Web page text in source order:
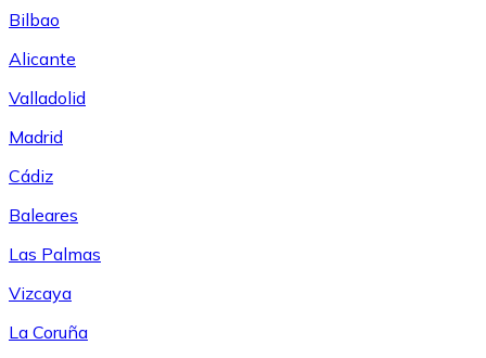
Bilbao
Alicante
Valladolid
Madrid
Cádiz
Baleares
Las Palmas
Vizcaya
La Coruña